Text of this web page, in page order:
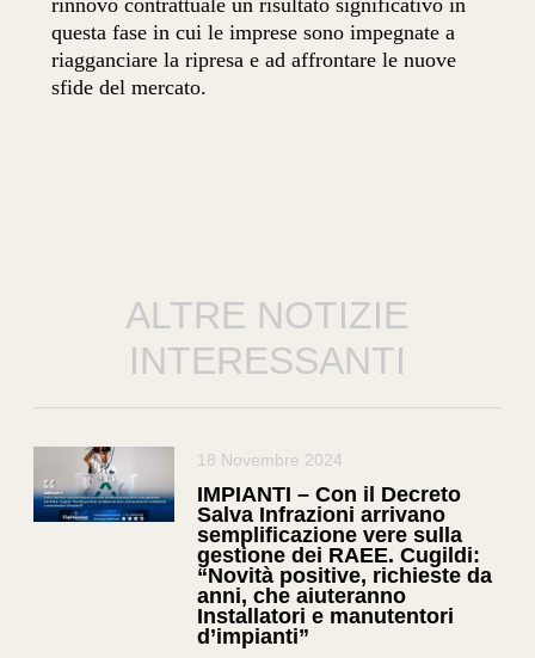
rinnovo contrattuale un risultato significativo in
questa fase in cui le imprese sono impegnate a
riagganciare la ripresa e ad affrontare le nuove
sfide del mercato.
ALTRE NOTIZIE
INTERESSANTI
18 Novembre 2024
IMPIANTI – Con il Decreto
Salva Infrazioni arrivano
semplificazione vere sulla
gestione dei RAEE. Cugildi:
“Novità positive, richieste da
anni, che aiuteranno
Installatori e manutentori
d’impianti”